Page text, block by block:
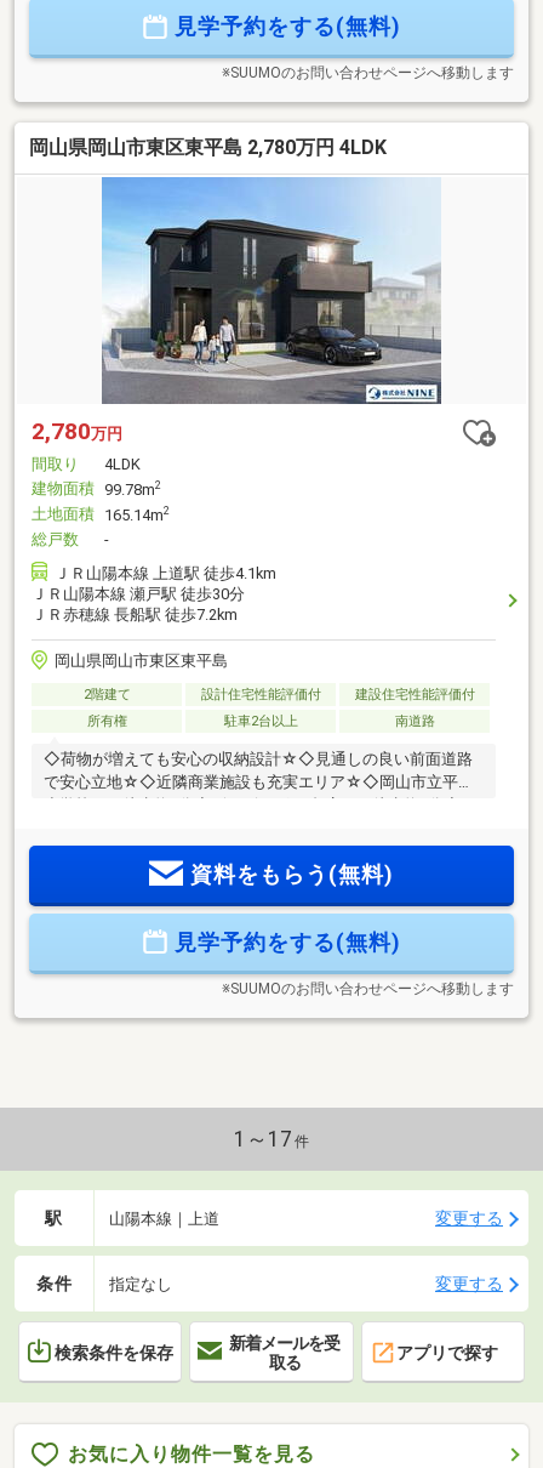
ます。◆住宅性能評価書耐震を含む6項目にて最高等級を取
得！
見学予約をする(無料)
※SUUMOのお問い合わせページへ移動します
岡山県岡山市東区東平島 2,780万円 4LDK
2,780万円
間取り
4LDK
建物面積 99.78m2
土地面積 165.14m2
総戸数
-
ＪＲ山陽本線 上道駅 徒歩4.1km
ＪＲ山陽本線 瀬戸駅 徒歩30分
ＪＲ赤穂線 長船駅 徒歩7.2km
岡山県岡山市東区東平島
2階建て 設計住宅性能評価付
建設住宅性能評価付
所有権
駐車2台以上 南道路
◇荷物が増えても安心の収納設計☆◇見通しの良い前面道路
で安心立地☆◇近隣商業施設も充実エリア☆◇岡山市立平島
ラクエリアです☆新しいライフスタイルにぜひご検討くださ
い！《住宅のことならNINEにお任せ！》ご不安がある方はお
◆◆────────◆◆ 物件見学予約受付中！ お問い合わせ
資料をもらう(無料)
見学予約をする(無料)
※SUUMOのお問い合わせページへ移動します
1～17 件
駅 山陽本線｜上道 変更する
条件 指定なし 変更する
検索条件を保存
新着メールを受
取る
アプリで探す
お気に入り物件一覧を見る